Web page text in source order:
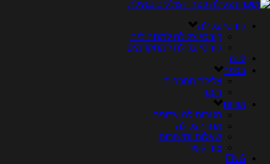
קורסי צלילה
קורסי צלילה למתחילים
קורסי צלילה למתקדמים
לינה
בכפר
צלילת ההכרות
רענון
אודות
הטבות למועדונים
אתרי צלילה
שאלות ותשובות
צור קשר
ENG